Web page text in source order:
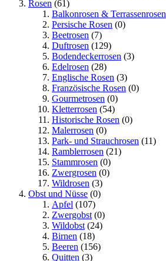
Rosen (61)
Balkonrosen & Terrassenrosen
Persische Rosen (0)
Beetrosen (7)
Duftrosen (129)
Bodendeckerrosen (3)
Edelrosen (28)
Englische Rosen (3)
Französische Rosen (0)
Gourmetrosen (0)
Kletterrosen (54)
Historische Rosen (0)
Malerrosen (0)
Park- und Strauchrosen (11)
Ramblerrosen (21)
Stammrosen (0)
Zwergrosen (0)
Wildrosen (3)
Obst und Nüsse (0)
Apfel (107)
Zwergobst (0)
Wildobst (24)
Birnen (18)
Beeren (156)
Quitten (3)